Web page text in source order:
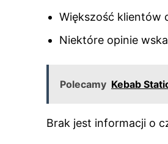
Większość klientów
Niektóre opinie
Polecamy Kebab
Brak jest informacji o